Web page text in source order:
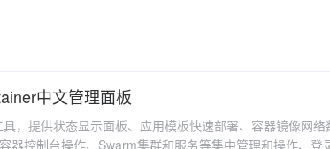
中文管理面板
，提供状态显示面板、应用模板快速部署、容器镜像网
器控制台操作、Swarm集群和服务等集中管理和操作、登